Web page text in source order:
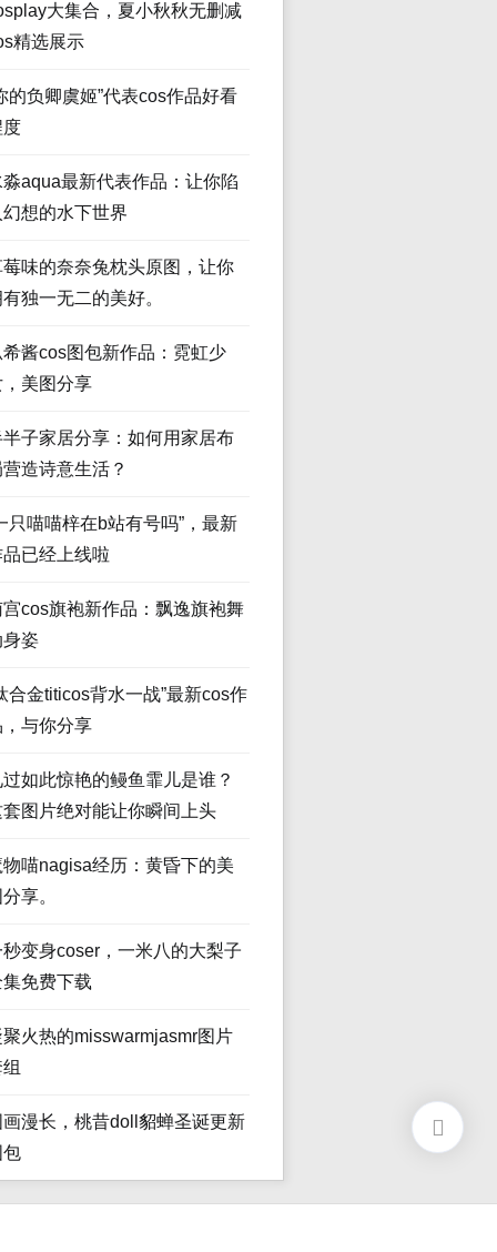
大集合，夏小秋秋无删减
精选展示
的负卿虞姬”代表cos作品好看
度
淼aqua最新代表作品：让你陷
幻想的水下世界
莓味的奈奈兔枕头原图，让你
独一无二的美好。
希酱cos图包新作品：霓虹少
，美图分享
半子家居分享：如何用家居布
造诗意生活？
只喵喵梓在b站有号吗”，最新
品已经上线啦
宫cos旗袍新作品：飘逸旗袍舞
身姿
合金titicos背水一战”最新cos作
，与你分享
如此惊艳的鳗鱼霏儿是谁？
套图片绝对能让你瞬间上头
物喵nagisa经历：黄昏下的美
享。
秒变身coser，一米八的大梨子
集免费下载
聚火热的misswarmjasmr图片
画漫长，桃昔doll貂蝉圣诞更新
包